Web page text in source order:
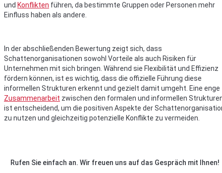
und Konflikten führen, da bestimmte Gruppen oder Personen mehr
Einfluss haben als andere.
In der abschließenden Bewertung zeigt sich, dass
Schattenorganisationen sowohl Vorteile als auch Risiken für
Unternehmen mit sich bringen. Während sie Flexibilität und Effizienz
fördern können, ist es wichtig, dass die offizielle Führung diese
informellen Strukturen erkennt und gezielt damit umgeht. Eine enge
Zusammenarbeit zwischen den formalen und informellen
ist entscheidend, um die positiven Aspekte der
zu nutzen und gleichzeitig potenzielle Konflikte zu vermeiden.
Rufen Sie einfach an. Wir freuen uns auf das Gespräch mit Ihnen!